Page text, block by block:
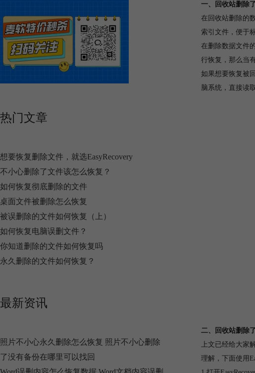
热门文章
想要恢复删除文件，就选EasyRecovery
不小心删除了文件该怎么恢复？
如何恢复彻底删除的文件
桌面文件被删除怎么恢复
被误删除的文件如何恢复（上）
如何恢复电脑误删文件？
你知道删除的文件如何恢复吗
永久删除的文件如何恢复？
最新资讯
照片不小心永久删除怎么恢复 照片不小心删除
了没有备份在哪里可以找回
一、回收站删除
在回收站删除的
索引文件，便于
在删除数据文件
行恢复，那么当
如果想要恢复被
脑系统，直接读
二、回收站删除
上文已经给大家
理解，下面使用